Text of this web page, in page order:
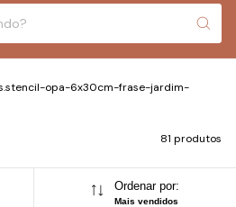
opa-6x30cm-frase-jardim-
81 produtos
Ordenar por:
Mais vendidos